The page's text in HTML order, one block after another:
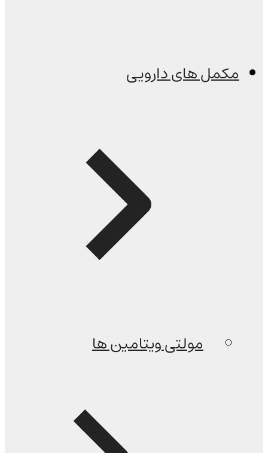
مکمل های دارویی
مولتی ویتامین ها